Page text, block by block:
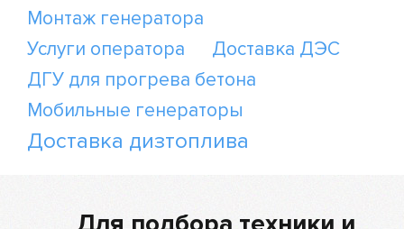
Монтаж генератора
Услуги оператора
Доставка ДЭС
ДГУ для прогрева бетона
Мобильные генераторы
Доставка дизтоплива